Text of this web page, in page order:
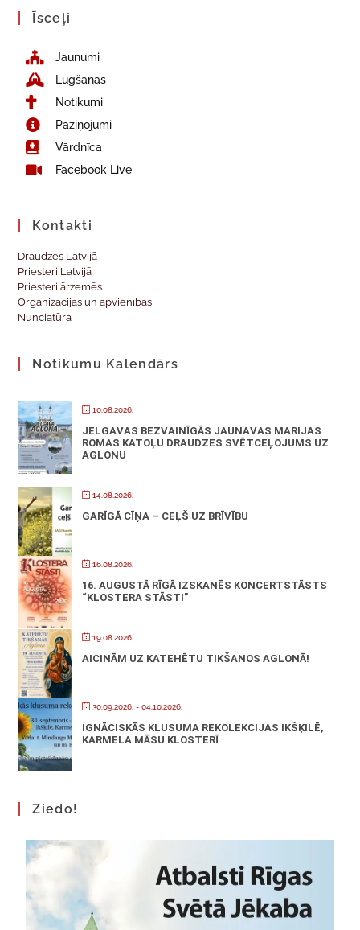
Īsceļi
Jaunumi
Lūgšanas
Notikumi
Paziņojumi
Vārdnīca
Facebook Live
Kontakti
Draudzes Latvijā
Priesteri Latvijā
Priesteri ārzemēs
Organizācijas un apvienības
Nunciatūra
Notikumu Kalendārs
10.08.2026.
JELGAVAS BEZVAINĪGĀS JAUNAVAS MARIJAS
ROMAS KATOĻU DRAUDZES SVĒTCEĻOJUMS UZ
AGLONU
14.08.2026.
GARĪGĀ CĪŅA – CEĻŠ UZ BRĪVĪBU
16.08.2026.
16. AUGUSTĀ RĪGĀ IZSKANĒS KONCERTSTĀSTS
“KLOSTERA STĀSTI”
19.08.2026.
AICINĀM UZ KATEHĒTU TIKŠANOS AGLONĀ!
30.09.2026. - 04.10.2026.
IGNĀCISKĀS KLUSUMA REKOLEKCIJAS IKŠĶILĒ,
KARMELA MĀSU KLOSTERĪ
Ziedo!